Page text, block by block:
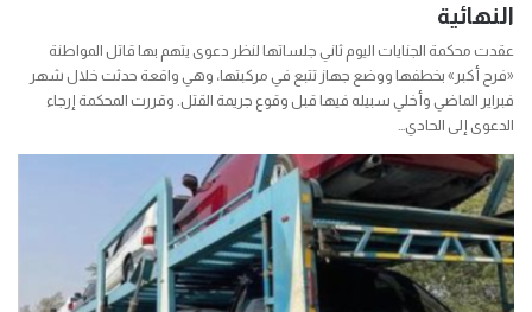
النهائية
عقدت محكمة الجنايات اليوم ثاني جلساتها لنظر دعوى يتهم بها قاتل المواطنة
«فرح أكبر» بخطفها ووضع جهاز تتبع في مركبتها، وهي واقعة حدثت خلال شهر
فبراير الماضي وأخلي سبيله فيها قبل وقوع جريمة القتل. وقررت المحكمة إرجاء
الدعوى إلى الحادي…